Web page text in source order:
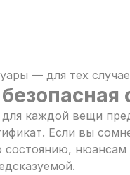
— для тех
каждой вещи
Если вы